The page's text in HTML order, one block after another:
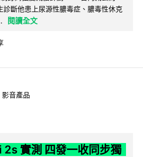
診斷他患上尿源性膿毒症、膿毒性休克
閱讀全文
影音產品
實測 四發一收同步獨